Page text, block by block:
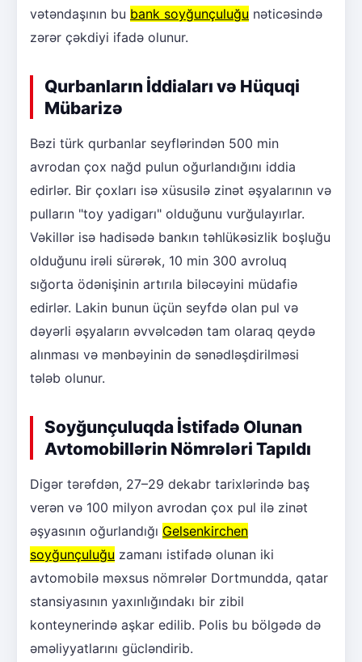
vətəndaşının bu bank soyğunçuluğu nəticəsində
zərər çəkdiyi ifadə olunur.
Qurbanların İddiaları və Hüquqi
Mübarizə
Bəzi türk qurbanlar seyflərindən 500 min
avrodan çox nağd pulun oğurlandığını iddia
edirlər. Bir çoxları isə xüsusilə zinət əşyalarının və
pulların "toy yadigarı" olduğunu vurğulayırlar.
Vəkillər isə hadisədə bankın təhlükəsizlik boşluğu
olduğunu irəli sürərək, 10 min 300 avroluq
sığorta ödənişinin artırıla biləcəyini müdafiə
edirlər. Lakin bunun üçün seyfdə olan pul və
dəyərli əşyaların əvvəlcədən tam olaraq qeydə
alınması və mənbəyinin də sənədləşdirilməsi
tələb olunur.
Soyğunçuluqda İstifadə Olunan
Avtomobillərin Nömrələri Tapıldı
Digər tərəfdən, 27–29 dekabr tarixlərində baş
verən və 100 milyon avrodan çox pul ilə zinət
əşyasının oğurlandığı Gelsenkirchen
soyğunçuluğu zamanı istifadə olunan iki
avtomobilə məxsus nömrələr Dortmundda, qatar
stansiyasının yaxınlığındakı bir zibil
konteynerində aşkar edilib. Polis bu bölgədə də
əməliyyatlarını gücləndirib.